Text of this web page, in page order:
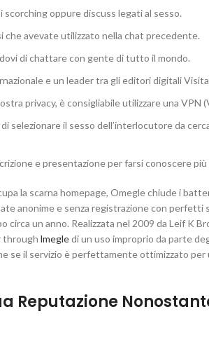
scorching oppure discuss legati al sesso.
avevate utilizzato nella chat precedente.
di chattare con gente di tutto il mondo.
e un leader tra gli editori digitali
privacy, è consigliabile utilizzare una VPN
selezionare il sesso dell’interlocutore da
e presentazione per farsi conoscere
la scarna homepage, Omegle chiude i
anonime e senza registrazione con perfetti
un anno. Realizzata nel 2009 da Leif K
through lmegledi un uso improprio da parte
se il servizio è perfettamente ottimizzato
Reputazione